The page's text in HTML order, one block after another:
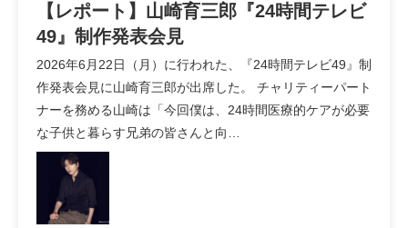
【レポート】山崎育三郎『24時間テレビ
49』制作発表会見
2026年6月22日（月）に行われた、『24時間テレビ49』制
作発表会見に山崎育三郎が出席した。 チャリティーパート
ナーを務める山崎は「今回僕は、24時間医療的ケアが必要
な子供と暮らす兄弟の皆さんと向…